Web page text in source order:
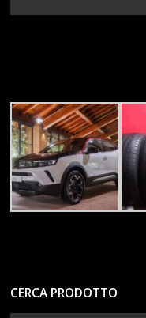
CERCA PRODOTTO